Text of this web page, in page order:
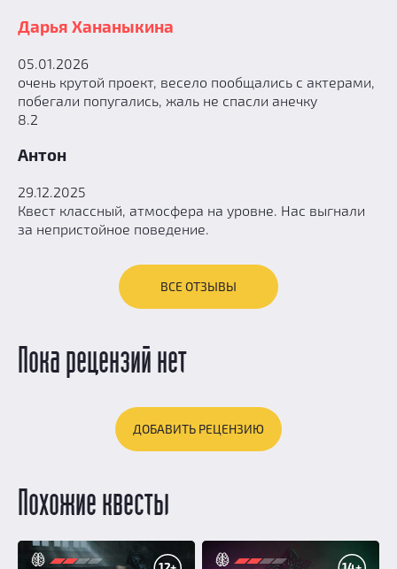
Дарья Хананыкина
05.01.2026
очень крутой проект, весело пообщались с актерами,
побегали попугались, жаль не спасли анечку
8.2
Антон
29.12.2025
Квест классный, атмосфера на уровне. Нас выгнали
за непристойное поведение.
ВСЕ ОТЗЫВЫ
Пока рецензий нет
ДОБАВИТЬ РЕЦЕНЗИЮ
Похожие квесты